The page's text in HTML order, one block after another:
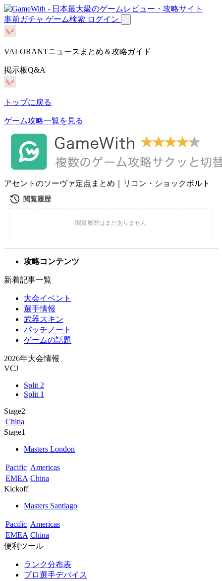
事前ガチャ ゲーム検索 ログイン
VALORANTニュースまとめ＆攻略ガイド
掲示板Q&A
トップに戻る
ゲーム攻略一覧を見る
アセントのソーヴァ定点まとめ｜リコン・ショックボルト
攻略コンテンツ
新着記事一覧
大会イベント
選手情報
武器スキン
パッチノート
ゲームの話題
2026年大会情報
VCJ
Split 2
Split 1
Stage2
China
Stage1
Masters London
Pacific Americas
EMEA China
Kickoff
Masters Santiago
Pacific Americas
EMEA China
便利ツール
ランク分布表
プロ選手デバイス